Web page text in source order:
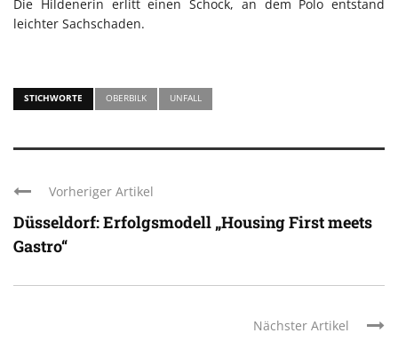
Die Hildenerin erlitt einen Schock, an dem Polo entstand
leichter Sachschaden.
STICHWORTE OBERBILK UNFALL
Vorheriger Artikel
Düsseldorf: Erfolgsmodell „Housing First meets
Gastro“
Nächster Artikel